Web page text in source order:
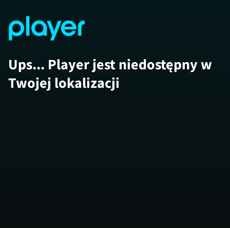
Ups... Player jest niedostępny w
Twojej lokalizacji